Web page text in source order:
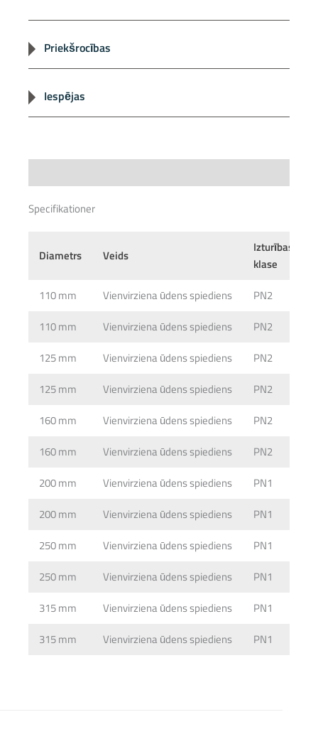
Priekšrocības
Hermētiski slēgts, ap vārtiem/atveri.
Iespējas
Specifikationer
Diametrs Veids
Izturības
klase
110 mm Vienvirziena ūdens spiediens PN2
110 mm
Vienvirziena ūdens spiediens PN2
125 mm
Vienvirziena ūdens spiediens PN2
125 mm
Vienvirziena ūdens spiediens PN2
160 mm
Vienvirziena ūdens spiediens PN2
160 mm
Vienvirziena ūdens spiediens PN2
200 mm
Vienvirziena ūdens spiediens PN1
200 mm
Vienvirziena ūdens spiediens PN1
250 mm
Vienvirziena ūdens spiediens PN1
250 mm
Vienvirziena ūdens spiediens PN1
315 mm
Vienvirziena ūdens spiediens PN1
315 mm
Vienvirziena ūdens spiediens PN1